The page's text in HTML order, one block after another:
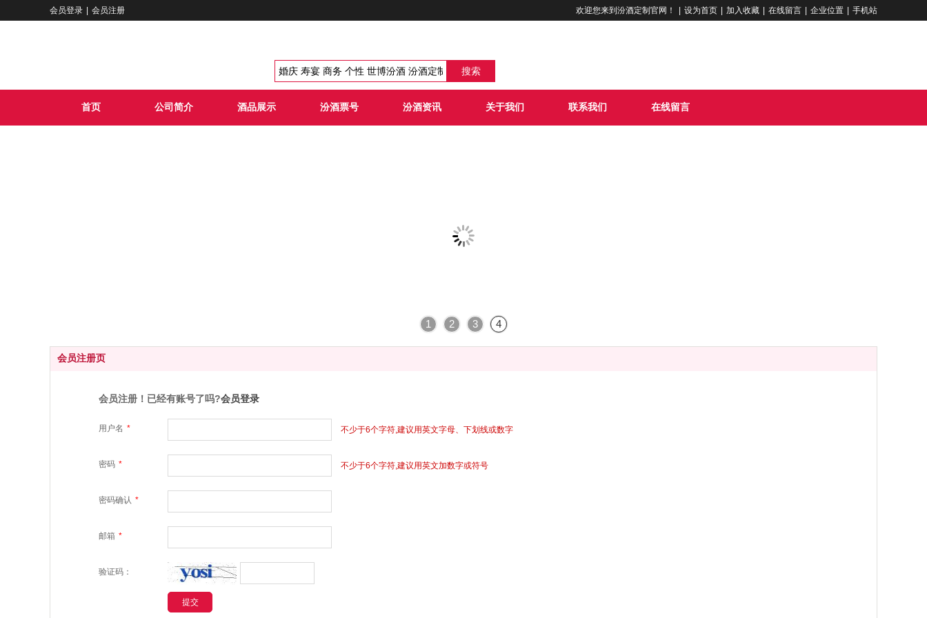
搜索
会员登录 会员注册 欢迎您来到汾酒定制官网！ 设为首页 加入收藏 在线留言 企业位置 手机站
首页 公司简介 酒品展示 汾酒票号 汾酒资讯 关于我们 联系我们 在线留言
1 2 3 4
会员注册页
会员注册！已经有账号了吗?会员登录
用户名 * 不少于6个字符,建议用英文字母、下划线或数字
密码 * 不少于6个字符,建议用英文加数字或符号
密码确认 *
邮箱 *
验证码：